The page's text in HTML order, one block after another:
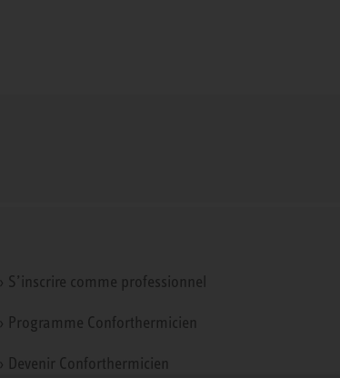
› S’inscrire comme professionnel
› Programme Conforthermicien
› Devenir Conforthermicien